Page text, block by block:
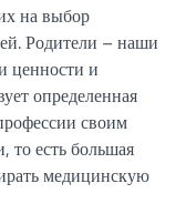
на выбор
Родители – наши
ценности и
определенная
своим
то есть большая
медицинскую